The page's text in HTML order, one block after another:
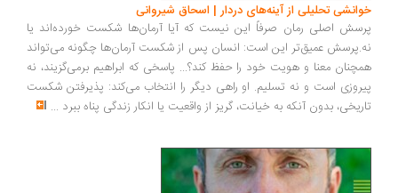
تحلیلی از آینه‌های دردار | اسحاق شیروانی
اصلی رمان صرفاً این نیست که آیا آرمان‌ها شکست خورده‌اند یا
عمیق‌تر این است: انسان پس از شکست آرمان‌ها چگونه می‌تواند
معنا و هویت خود را حفظ کند؟... پاسخی که ابراهیم برمی‌گزیند، نه
است و نه تسلیم. او راهی دیگر را انتخاب می‌کند: پذیرفتن شکست
بدون آنکه به خیانت، گریز از واقعیت یا انکار زندگی پناه ببرد...